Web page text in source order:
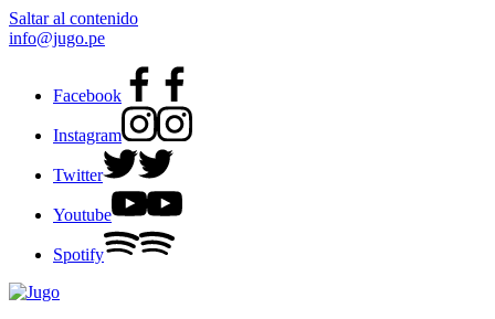
Saltar al contenido
info@jugo.pe
Facebook
Instagram
Twitter
Youtube
Spotify